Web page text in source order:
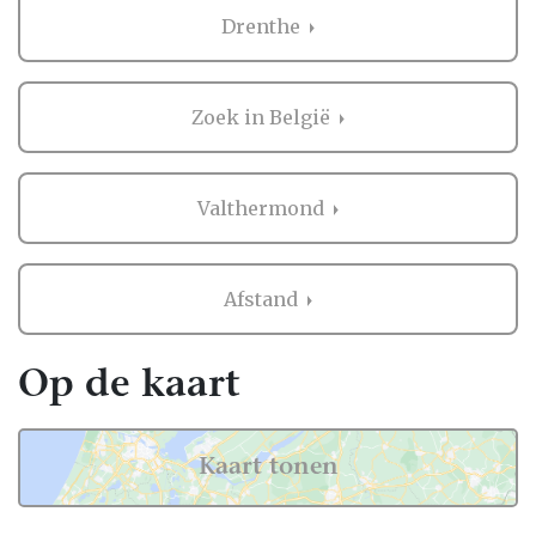
Bruidsboeket in Valthermond
Zaken regelen voor jullie bruiloft is erg
belangrijk. Het is dus niet zo gek dat je
graag eerst ervaringen van andere
Valthermond. Want zij hebben het live
ervaren en zijn natuurlijk kritische
Daarom hebben wij bij elke professional op
onze website een beoordeling van echte
bruidsparen staan. Indien deze al
beoordeeld is, natuurlijk. Soms vind je
namelijk ook nieuwe professionals op onze
website, en dan is het misschien wel aan
jullie om de eerste beoordeling te schrijven!
Drenthe
Zoek in België
Valthermond
Afstand
Op de kaart
Kaart tonen